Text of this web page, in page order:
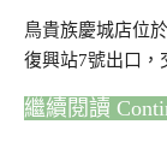
鳥貴族慶城店位
復興站7號出口